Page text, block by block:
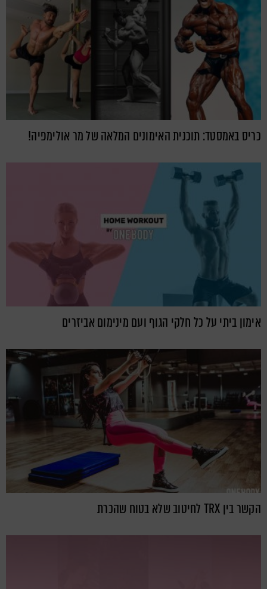
כריס באמסטד: תוכנית האימונים המלאה של מר אולימפיה!
אימון ביתי על כל חלקי הגוף ועם מינימום אביזרים
הקשר בין TRX לחיטוב שלא בטוח שהכרת